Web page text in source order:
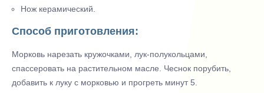
Нож керамический.
Способ приготовления:
Морковь нарезать кружочками, лук-полукольцами,
спассеровать на растительном масле. Чеснок порубить,
добавить к луку с морковью и прогреть минут 5.